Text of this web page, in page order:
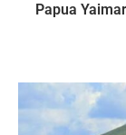
Papua